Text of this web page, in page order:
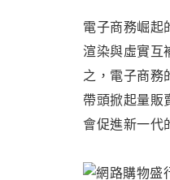
電子商務崛起
渲染與虛實互
之 ， 電子商務
帶頭掀起量販
會促進新一代